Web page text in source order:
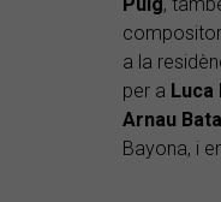
Puig,
a la
per a Luca
Arnau
Bayona, i